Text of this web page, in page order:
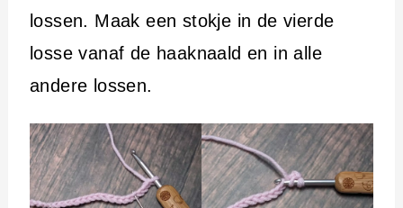
lossen. Maak een stokje in de vierde
losse vanaf de haaknaald en in alle
andere lossen.